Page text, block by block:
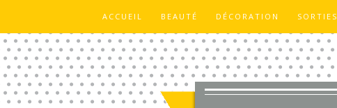
ACCUEIL BEAUTÉ DÉCORATION SORTIES